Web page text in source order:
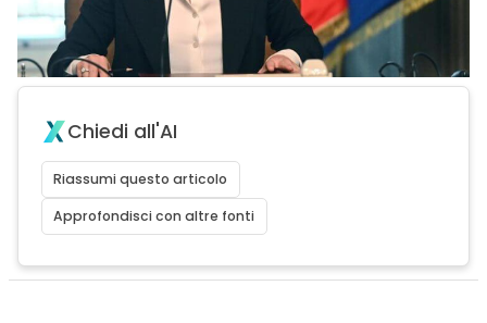
Chiedi all'AI
Riassumi questo articolo
Approfondisci con altre fonti